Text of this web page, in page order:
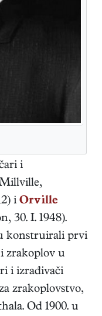
i
,
) i Orville
, 30. I. 1948).
konstruirali prvi
zrakoplov u
i izrađivači
zrakoplovstvo,
Od 1900. u